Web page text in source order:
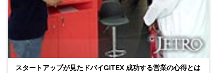
スタートアップが見たドバイGITEX 成功する営業の心得とは